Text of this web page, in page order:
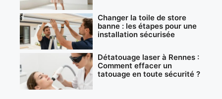
Changer la toile de store
banne : les étapes pour une
installation sécurisée
Détatouage laser à Rennes :
Comment effacer un
tatouage en toute sécurité ?